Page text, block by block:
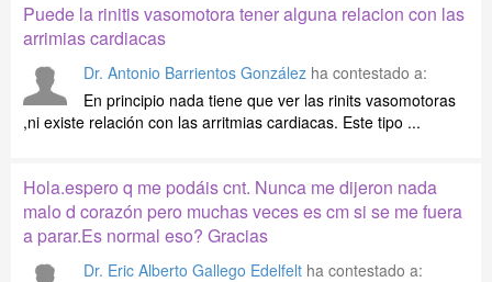
Puede la rinitis vasomotora tener alguna relacion con las
arrimias cardiacas
Dr. Antonio Barrientos González ha contestado a:
En principio nada tiene que ver las rinits vasomotoras
,ni existe relación con las arritmias cardiacas. Este tipo ...
Hola.espero q me podáis cnt. Nunca me dijeron nada
malo d corazón pero muchas veces es cm si se me fuera
a parar.Es normal eso? Gracias
Dr. Eric Alberto Gallego Edelfelt ha contestado a: